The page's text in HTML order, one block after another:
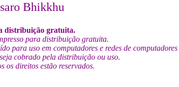
Bhikkhu
distribuição gratuita.
para distribuição gratuita.
para uso em computadores e redes de computadores
cobrado pela distribuição ou uso.
os direitos estão reservados.